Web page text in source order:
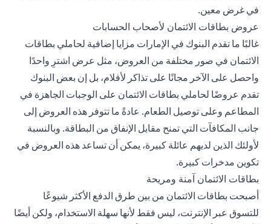
في غرض معين.
عروض بطاقات الائتمان لأصحاب الحسابات
غالبًا ما تقدم البنوك في الإمارات مزايا إضافية لحاملي بطاقات
الائتمان في صور مختلفة من العروض، مثل عرض اشترِ واحدًا
واحصل على الآخر مجانًا على تذاكر لأفلام، بل إن بعض البنوك
تقدم عروضًا لحاملي بطاقات الائتمان على الوجبات الجاهزة في
المطاعم وعلى توصيل الطعام. عادةً ما تتوفر هذه العروض إلى
جانب المكافآت التي تمنح مقابل الإنفاق من البطاقة. وبالنسبة
لأولئك الذين لديهم عائلة كبيرة، يمكن أن تساعد هذه العروض في
تكوين مدخرات كبيرة.
بطاقات الائتمان آمنة ومريحة
أصبحت بطاقات الائتمان من بين طرق الدفع الأكثر شيوعًا
للتسوق عبر الإنترنت، ليس فقط لأنها سهلة الاستخدام، ولكن أيضًا